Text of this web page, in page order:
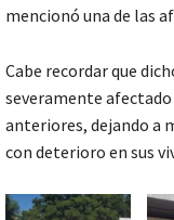
mencionó una de las
Cabe recordar que
severamente
anteriores, dejando a
con deterioro en sus